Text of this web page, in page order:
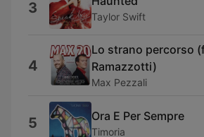
3 Taylor Swift
4
Lo strano percorso
Ramazzotti)
Max Pezzali
5 Ora E Per Sempre
Timoria